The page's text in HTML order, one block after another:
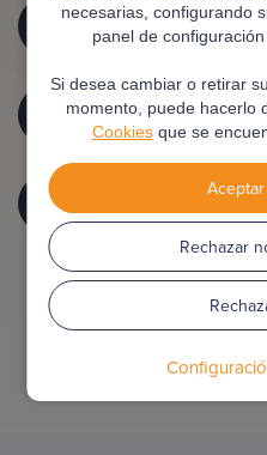
necesarias, configurando
panel de
Si desea cambiar o retirar
momento, puede hacerlo
Cookiesque se
Rechazar